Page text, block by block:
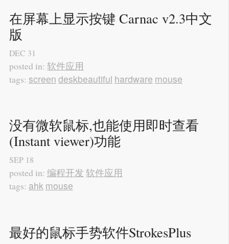
在屏幕上显示按键 Carnac v2.3中文
版
DEC 31
posted in: 软件应用
tags: screen deskbeautiful hardware mouse
没有微软鼠标,也能使用即时查看
(Instant viewer)功能
SEP 18
posted in: 编程开发 软件应用
tags: ahk mouse
最好的鼠标手势软件StrokesPlus